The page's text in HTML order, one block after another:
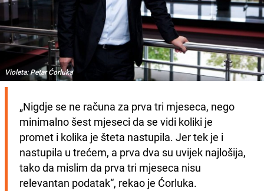
Violeta: Petar Ćorluka
„Nigdje se ne računa za prva tri mjeseca, nego
minimalno šest mjeseci da se vidi koliki je
promet i kolika je šteta nastupila. Jer tek je i
nastupila u trećem, a prva dva su uvijek najlošija,
tako da mislim da prva tri mjeseca nisu
relevantan podatak“, rekao je Ćorluka.